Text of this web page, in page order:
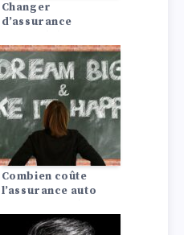
Changer
d’assurance
le coup !
Combien coûte
l’assurance auto